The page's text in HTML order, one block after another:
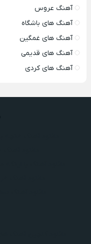
آهنگ عروس
آهنگ های باشگاه
آهنگ های غمگین
آهنگ های قدیمی
آهنگ های کردی